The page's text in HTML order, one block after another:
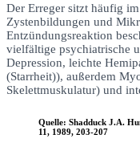
Der Erreger sitzt häufig
Zystenbildungen und
Entzündungsreaktion
vielfältige psychiatrische
Depression, leichte
(Starrheit)), außerdem
Skelettmuskulatur) und
Quelle: Shadduck J.A.
11, 1989, 203-207